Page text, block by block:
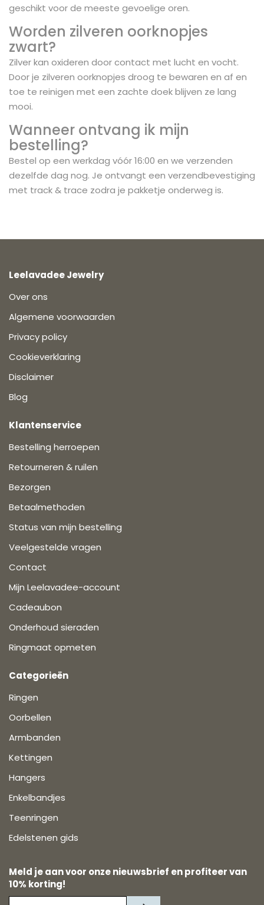
geschikt voor de meeste gevoelige oren.
Worden zilveren oorknopjes
zwart?
Zilver kan oxideren door contact met lucht en vocht.
Door je zilveren oorknopjes droog te bewaren en af en
toe te reinigen met een zachte doek blijven ze lang
mooi.
Wanneer ontvang ik mijn
bestelling?
Bestel op een werkdag vóór 16:00 en we verzenden
dezelfde dag nog. Je ontvangt een verzendbevestiging
met track & trace zodra je pakketje onderweg is.
Leelavadee Jewelry
Over ons
Algemene voorwaarden
Privacy policy
Cookieverklaring
Disclaimer
Blog
Klantenservice
Bestelling herroepen
Retourneren & ruilen
Bezorgen
Betaalmethoden
Status van mijn bestelling
Veelgestelde vragen
Contact
Mijn Leelavadee-account
Cadeaubon
Onderhoud sieraden
Ringmaat opmeten
Categorieën
Ringen
Oorbellen
Armbanden
Kettingen
Hangers
Enkelbandjes
Teenringen
Edelstenen gids
Meld je aan voor onze nieuwsbrief en profiteer van
10% korting!